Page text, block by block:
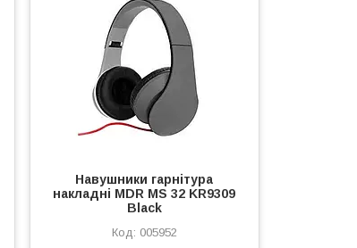
Навушники гарнітура
накладні MDR MS 32 KR9309
Black
005952